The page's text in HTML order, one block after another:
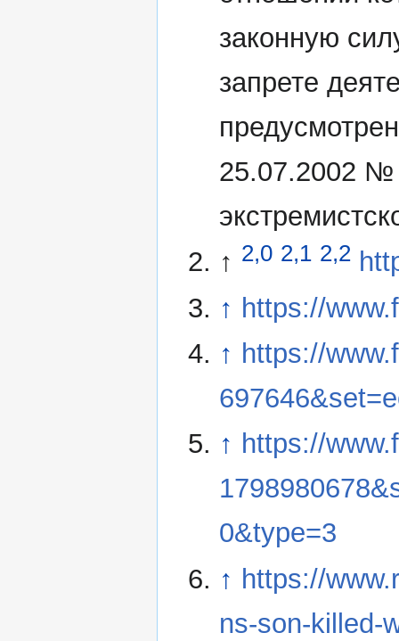
законную
запрете
25.07.2002 №
↑ 2,0 2,1 2,2
↑ https://
↑ https://
↑ https://
0&type=3
↑ https://
ns-son-killed-